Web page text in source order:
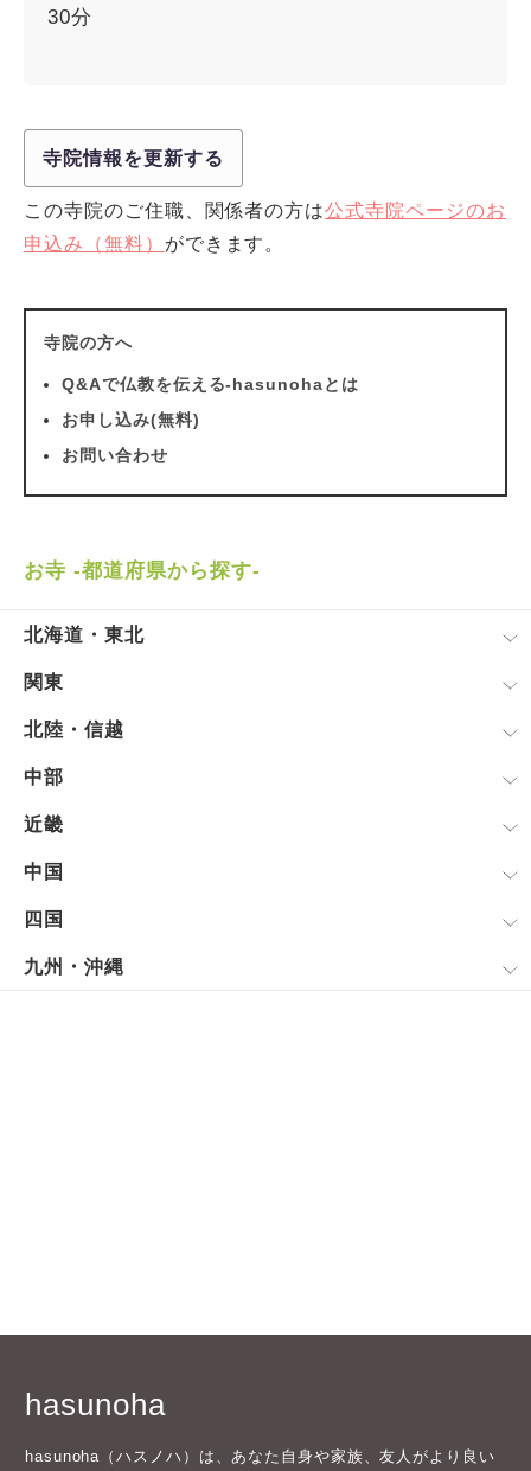
30分
寺院情報を更新する
この寺院のご住職、関係者の方は公式寺院ページのお
申込み（無料） ができます。
寺院の方へ
Q&Aで仏教を伝える-hasunohaとは
お申し込み(無料)
お問い合わせ
お寺 -都道府県から探す-
北海道・東北
関東
北陸・信越
中部
近畿
中国
四国
九州・沖縄
hasunoha
hasunoha（ハスノハ）は、あなた自身や家族、友人がより良い